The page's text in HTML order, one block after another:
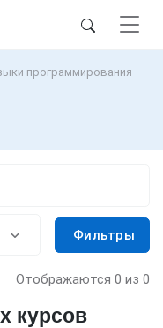
программирования
Фильтры
Отображаются 0 из 0
курсов